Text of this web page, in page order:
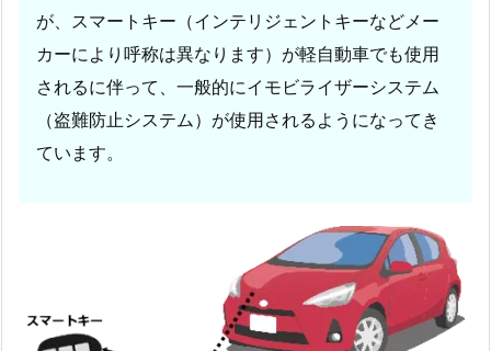
が、スマートキー（インテリジェントキーなどメー
カーにより呼称は異なります）が軽自動車でも使用
されるに伴って、一般的にイモビライザーシステム
（盗難防止システム）が使用されるようになってき
ています。